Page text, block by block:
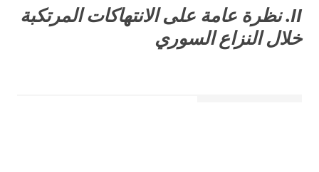
II. نظرة عامة على الانتهاكات المرتكبة
خلال النزاع السوري